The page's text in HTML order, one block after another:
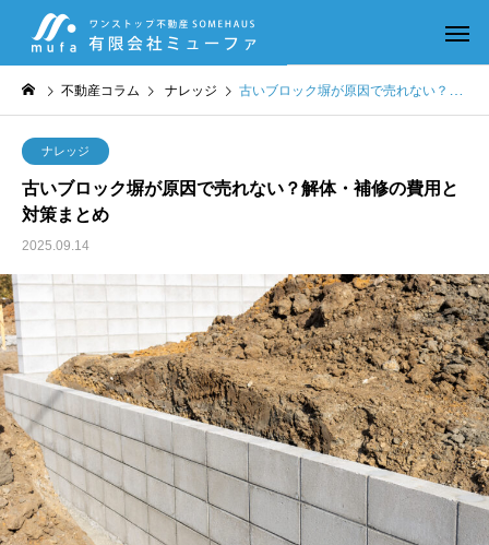
不動産コラム ナレッジ 古いブロック塀が原因で売れない？解体・補修の費用と対策まとめ
ナレッジ
古いブロック塀が原因で売れない？解体・補修の費用と
対策まとめ
2025.09.14